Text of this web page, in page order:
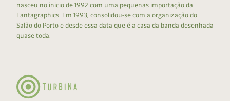
nasceu no início de 1992 com uma pequenas importação da
Fantagraphics. Em 1993, consolidou-se com a organização do
Salão do Porto e desde essa data que é a casa da banda desenhada
quase toda.